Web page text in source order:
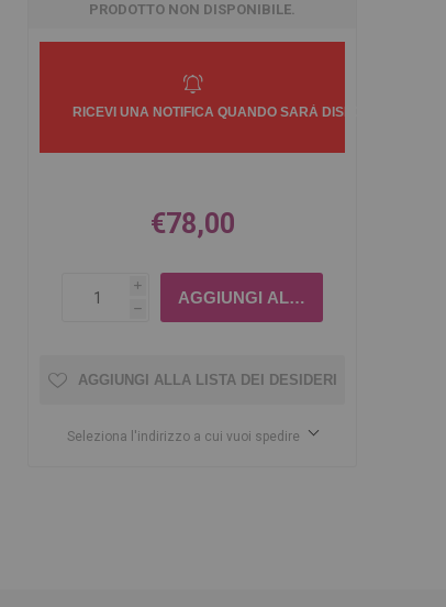
PRODOTTO NON DISPONIBILE.
€78,00
i
h
AGGIUNGI ALLA LISTA DEI DESIDERI
Seleziona l'indirizzo a cui vuoi spedire